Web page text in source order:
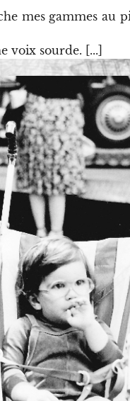
mes gammes
voix sourde. [...]